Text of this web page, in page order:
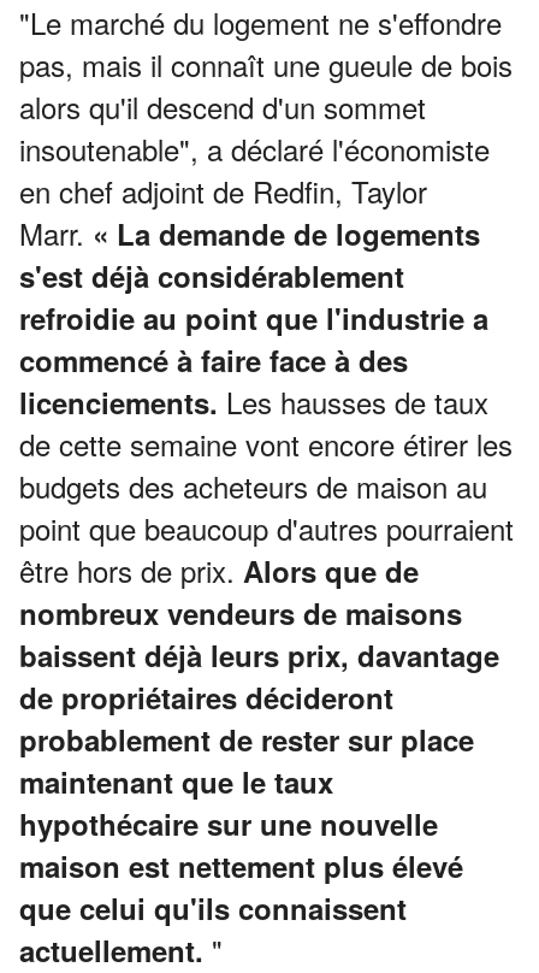
"Le marché du logement ne s'effondre
pas, mais il connaît une gueule de bois
alors qu'il descend d'un sommet
insoutenable", a déclaré l'économiste
en chef adjoint de Redfin, Taylor
Marr. « La demande de logements
s'est déjà considérablement
refroidie au point que l'industrie a
commencé à faire face à des
licenciements. Les hausses de taux
de cette semaine vont encore étirer les
budgets des acheteurs de maison au
point que beaucoup d'autres pourraient
être hors de prix. Alors que de
nombreux vendeurs de maisons
baissent déjà leurs prix, davantage
de propriétaires décideront
probablement de rester sur place
maintenant que le taux
hypothécaire sur une nouvelle
maison est nettement plus élevé
que celui qu'ils connaissent
actuellement. "